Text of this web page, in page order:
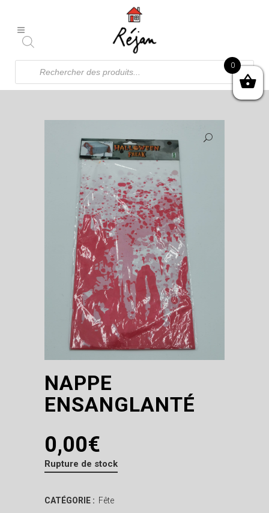
Recherche
produits
NAPPE
ENSANGLANTÉ
0,00€
Rupture de stock
CATÉGORIE : Fête
0